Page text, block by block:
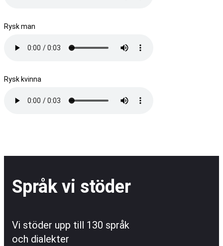
Rysk man
Rysk kvinna
Språk vi stöder
Vi stöder upp till 130 språk
och dialekter